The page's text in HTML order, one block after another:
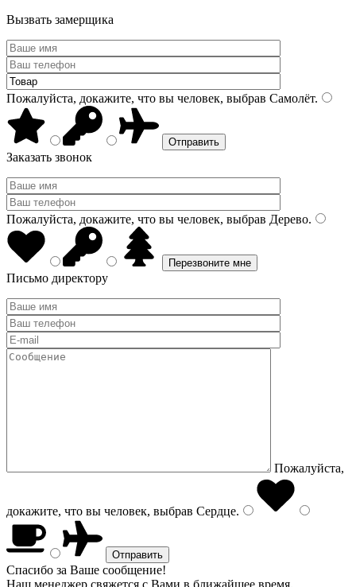
Вызвать замерщика
Пожалуйста, докажите, что вы человек, выбрав Самолёт.
Заказать звонок
Пожалуйста, докажите, что вы человек, выбрав Дерево.
Письмо директору
Пожалуйста,
докажите, что вы человек, выбрав Сердце.
Спасибо за Ваше сообщение!
Наш менеджер свяжется с Вами в ближайшее время.